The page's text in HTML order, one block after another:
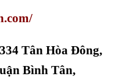
Tân Hòa Đông,
Bình Tân,